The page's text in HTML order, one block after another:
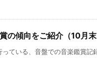
の傾向をご紹介（10月末
っている、音盤での音楽鑑賞